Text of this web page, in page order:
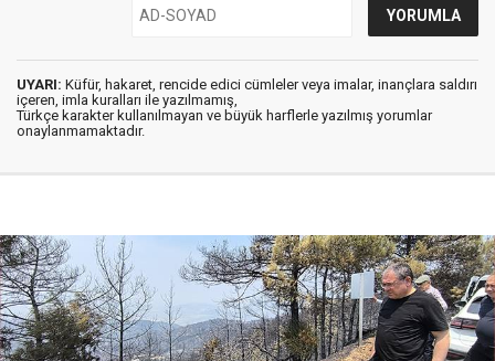
UYARI: Küfür, hakaret, rencide edici cümleler veya imalar, inançlara saldırı
içeren, imla kuralları ile yazılmamış,
Türkçe karakter kullanılmayan ve büyük harflerle yazılmış yorumlar
onaylanmamaktadır.